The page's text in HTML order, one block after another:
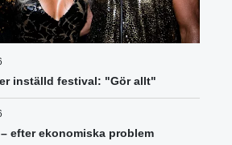
inställd festival: "Gör allt"
efter ekonomiska problem